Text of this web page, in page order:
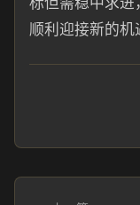
顺利迎接新的机